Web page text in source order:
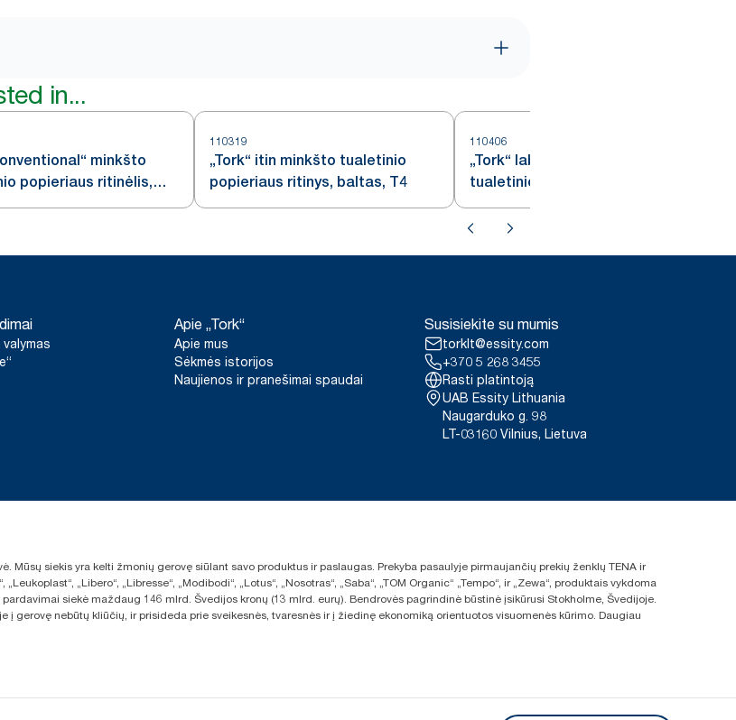
in...
minkšto
popieriaus ritinėlis,
110319
„Tork“ itin minkšto tualetinio
popieriaus ritinys, baltas, T4
110406
„Tork“ labai minkšto 4 sluoksnių
tualetinio popieriaus „Premium“
įprastinis ritinėlis
valymas
Apie „Tork“
Apie mus
Sėkmės istorijos
Naujienos ir pranešimai spaudai
Susisiekite su mumis
torklt@essity.com
+370 5 268 3455
Rasti platintoją
UAB Essity Lithuania
Naugarduko g. 98
LT-03160 Vilnius, Lietuva
Mūsų siekis yra kelti žmonių gerovę siūlant savo produktus ir paslaugas. Prekyba pasaulyje pirmaujančių prekių ženklų TENA ir
„Libero“, „Libresse“, „Modibodi“, „Lotus“, „Nosotras“, „Saba“, „TOM Organic“ „Tempo“, ir „Zewa“, produktais vykdoma
siekė maždaug 146 mlrd. Švedijos kronų (13 mlrd. eurų). Bendrovės pagrindinė būstinė įsikūrusi Stokholme, Švedijoje.
į gerovę nebūtų kliūčių, ir prisideda prie sveikesnės, tvaresnės ir į žiedinę ekonomiką orientuotos visuomenės kūrimo. Daugiau